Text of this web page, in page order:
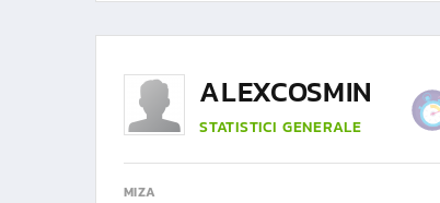
ALEXCOSMIN
STATISTICI GENERALE
MIZA